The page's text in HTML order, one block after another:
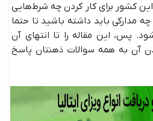
کشور برای کار کردن چه شرط‌هایی
چه مدارکی باید داشته ‌باشید تا حتما
پس، این مقاله را تا انتهای آن
آن به همه سوالات ذهنتان پاسخ